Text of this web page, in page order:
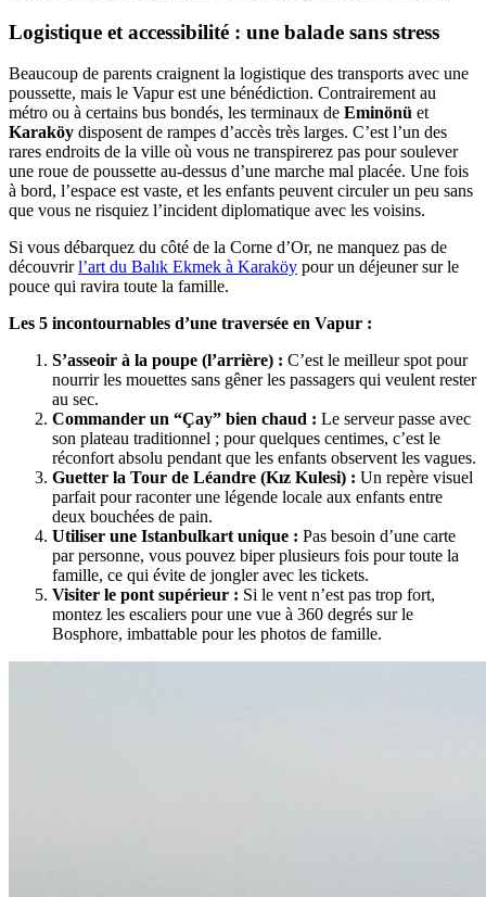
Logistique et accessibilité : une balade sans stress
Beaucoup de parents craignent la logistique des transports avec une
poussette, mais le Vapur est une bénédiction. Contrairement au
métro ou à certains bus bondés, les terminaux de Eminönü et
Karaköy disposent de rampes d’accès très larges. C’est l’un des
rares endroits de la ville où vous ne transpirerez pas pour soulever
une roue de poussette au-dessus d’une marche mal placée. Une fois
à bord, l’espace est vaste, et les enfants peuvent circuler un peu sans
que vous ne risquiez l’incident diplomatique avec les voisins.
Si vous débarquez du côté de la Corne d’Or, ne manquez pas de
découvrirl’art du Balık Ekmek à Karaköy pour un déjeuner sur le
pouce qui ravira toute la famille.
Les 5 incontournables d’une traversée en Vapur :
S’asseoir à la poupe (l’arrière) : C’est le meilleur spot pour
nourrir les mouettes sans gêner les passagers qui veulent rester
au sec.
Commander un “Çay” bien chaud : Le serveur passe avec
son plateau traditionnel ; pour quelques centimes, c’est le
réconfort absolu pendant que les enfants observent les vagues.
Guetter la Tour de Léandre (Kız Kulesi) : Un repère visuel
parfait pour raconter une légende locale aux enfants entre
deux bouchées de pain.
Utiliser une Istanbulkart unique : Pas besoin d’une carte
par personne, vous pouvez biper plusieurs fois pour toute la
famille, ce qui évite de jongler avec les tickets.
Visiter le pont supérieur : Si le vent n’est pas trop fort,
montez les escaliers pour une vue à 360 degrés sur le
Bosphore, imbattable pour les photos de famille.